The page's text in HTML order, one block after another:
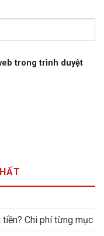
trong trình duyệt
Chi phí từng mục